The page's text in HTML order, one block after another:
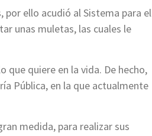
por ello acudió al Sistema para el
unas muletas, las cuales le
que quiere en la vida. De hecho,
Pública, en la que actualmente
medida, para realizar sus